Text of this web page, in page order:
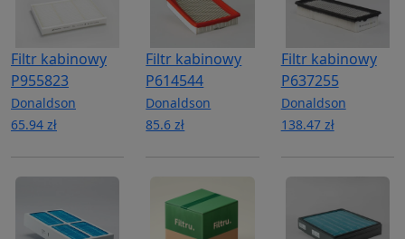
Filtr kabinowy
P955823
Donaldson
65.94 zł
Filtr kabinowy
P614544
Donaldson
85.6 zł
Filtr kabinowy
P637255
Donaldson
138.47 zł